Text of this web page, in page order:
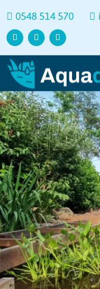
 0548 514 570 